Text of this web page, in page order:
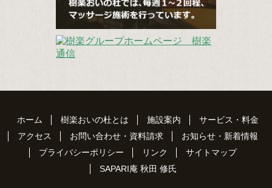
ホーム 樹楽おいの杜とは 施設案内
サービス・料金
アクセス
お問い合わせ・資料請求
お知らせ・新着情報
プライバシーポリシー
リンク
サイトマップ
SAPARI庵 秋田 修氏